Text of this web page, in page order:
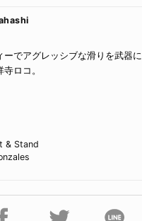
ーでアグレッシブな滑りを武器
ロコ。
& Stand